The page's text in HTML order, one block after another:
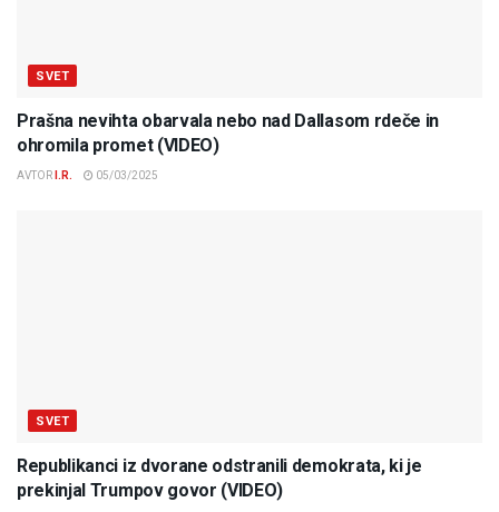
SVET
Prašna nevihta obarvala nebo nad Dallasom rdeče in
ohromila promet (VIDEO)
AVTOR I.R. 05/03/2025
SVET
Republikanci iz dvorane odstranili demokrata, ki je
prekinjal Trumpov govor (VIDEO)